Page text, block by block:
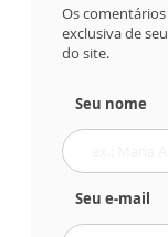
Os
exclusiva de
do site.
Seu nome
Seu e-mail